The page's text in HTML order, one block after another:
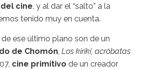
cine, y al dar el “salto” a la
tenido muy en cuenta.
ese último plano son de un
de Chomón Los kiriki, acróbatas
cine primitivo de un creador